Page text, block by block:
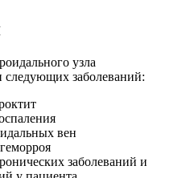
узла
следующих заболеваний:
вен
заболеваний и